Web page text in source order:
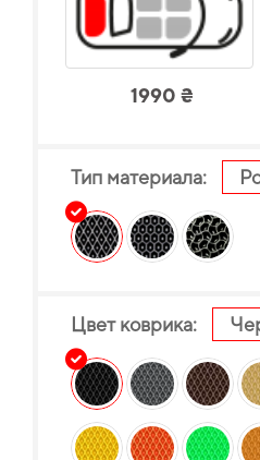
1990 ₴
Тип материала:
Цвет коврика: